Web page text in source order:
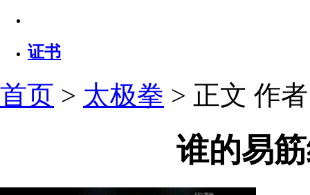
证书
首页 > 太极拳 > 正文 作
谁的易